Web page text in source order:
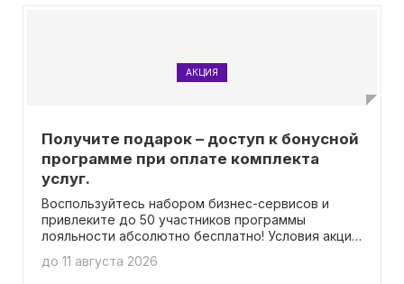
АКЦИЯ
Получите подарок – доступ к бонусной
программе при оплате комплекта
услуг.
Воспользуйтесь набором бизнес-сервисов и
привлеките до 50 участников программы
лояльности абсолютно бесплатно! Условия акции
найти на странице специального предложения.
до 11 августа 2026